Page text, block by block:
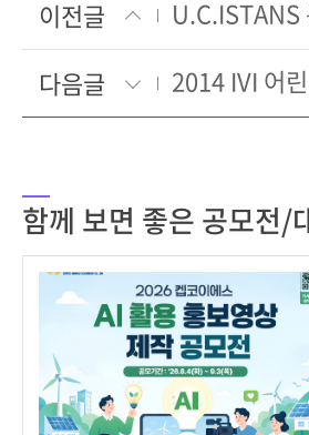
이전글
U.C.ISTANS
다음글
2014 IVI 어
함께 보면 좋은 공모전/